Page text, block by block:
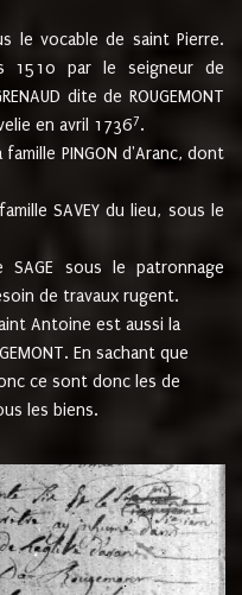
le vocable de saint Pierre.
1510 par le seigneur de
dite de ROUGEMONT
en avril 17367.
PINGON d'Aranc, dont
SAVEY du lieu, sous le
sous le patronnage
de travaux rugent.
Antoine est aussi la
En sachant que
ce sont donc les de
les biens.